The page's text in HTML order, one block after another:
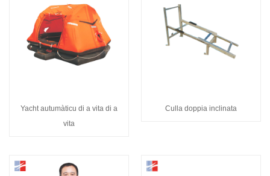
Yacht autumàticu di a vita di a
vita
Culla doppia inclinata